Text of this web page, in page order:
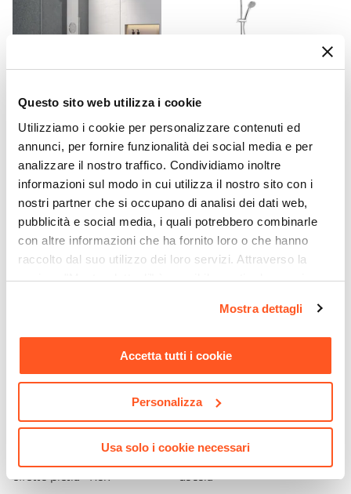
Questo sito web utilizza i cookie
Utilizziamo i cookie per personalizzare contenuti ed
annunci, per fornire funzionalità dei social media e per
analizzare il nostro traffico. Condividiamo inoltre
informazioni sul modo in cui utilizza il nostro sito con i
nostri partner che si occupano di analisi dei dati web,
pubblicità e social media, i quali potrebbero combinarle
con altre informazioni che ha fornito loro o che hanno
raccolto dal suo utilizzo dei loro servizi. Attraverso la
sezione "Mostra dettagli" è possibile gestire le proprie
momento. Per maggiori informazioni si invita a leggere la
nostraCookie Policy.
Mostra dettagli
Accetta tutti i cookie
Personalizza
Usa solo i cookie necessari
Materiale Anta
Finitura Anta
6 mm
Materiale Profilo
Alluminio
Finitura Profilo
Cromato
Colore Profilo
Cromo
Sistema Di Apertura
Magnetica
Installazione
CODICE:LGM-PC
Pannello doccia in alluminio
cromo con deviatore e
€ 163,00
CODICE:GUAM
Colonna doccia da 83h cm
in ottone con soffione e
€ 180,00
CODICE:RK189N
Piatto doccia 180x90 cm
ultraslim riducibile nero
effetto pietra - Rok
CODICE:BOXCLEAN
Trattamento anticalcare e
doccia